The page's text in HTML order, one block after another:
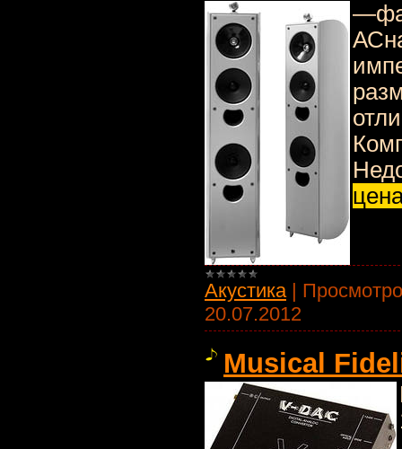
Акустика|
20.07.2012
Musical